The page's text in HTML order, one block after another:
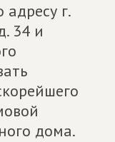
г.
34 и
дома.